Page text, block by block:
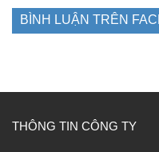
BÌNH LUẬN TRÊN
THÔNG TIN CÔNG TY